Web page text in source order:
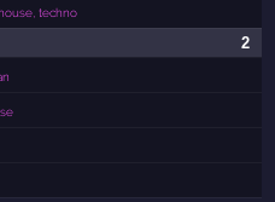
techno
2